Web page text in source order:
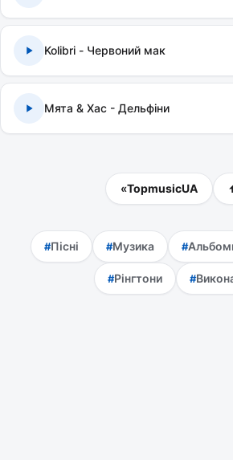
Kolibri - Червоний мак
Мята & Хас - Дельфіни
«TopmusicUA
Пісні Музика
Рінгтони